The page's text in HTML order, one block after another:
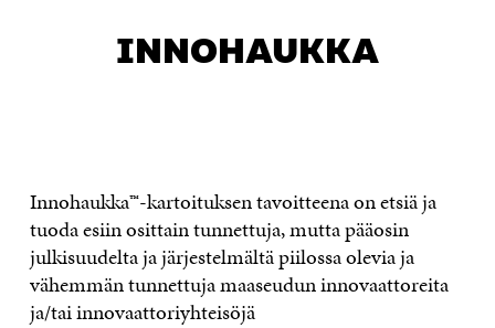
INNOHAUKKA
Innohaukka™-kartoituksen tavoitteena on etsiä ja
tuoda esiin osittain tunnettuja, mutta pääosin
julkisuudelta ja järjestelmältä piilossa olevia ja
vähemmän tunnettuja maaseudun innovaattoreita
ja/tai innovaattoriyhteisöjä